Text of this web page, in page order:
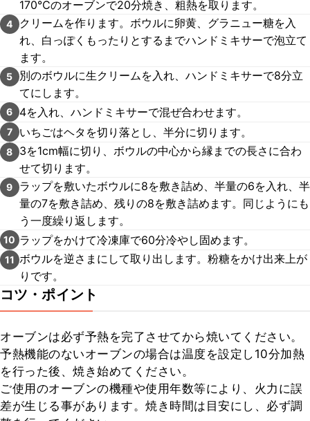
170℃のオーブンで20分焼き、粗熱を取ります。
4
クリームを作ります。ボウルに卵黄、グラニュー糖を入
れ、白っぽくもったりとするまでハンドミキサーで泡立て
ます。
5
別のボウルに生クリームを入れ、ハンドミキサーで8分立
てにします。
6 4を入れ、ハンドミキサーで混ぜ合わせます。
7 いちごはヘタを切り落とし、半分に切ります。
8
3を1cm幅に切り、ボウルの中心から縁までの長さに合わ
せて切ります。
9
ラップを敷いたボウルに8を敷き詰め、半量の6を入れ、半
量の7を敷き詰め、残りの8を敷き詰めます。同じようにも
う一度繰り返します。
10 ラップをかけて冷凍庫で60分冷やし固めます。
11 ボウルを逆さまにして取り出します。粉糖をかけ出来上が
りです。
コツ・ポイント
オーブンは必ず予熱を完了させてから焼いてください。
予熱機能のないオーブンの場合は温度を設定し10分加熱
を行った後、焼き始めてください。
ご使用のオーブンの機種や使用年数等により、火力に誤
差が生じる事があります。焼き時間は目安にし、必ず調